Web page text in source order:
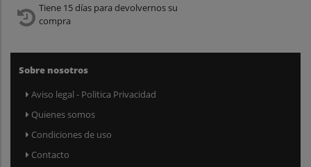
Tiene 15 días para devolvernos su
compra
Sobre nosotros
Aviso legal - Politica Privacidad
Quienes somos
Condiciones de uso
Contacto